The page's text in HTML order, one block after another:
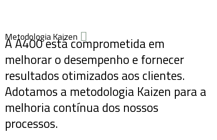
Metodologia Kaizen
A A400 está comprometida em
melhorar o desempenho e fornecer
resultados otimizados aos clientes.
Adotamos a metodologia Kaizen para a
melhoria contínua dos nossos
processos.